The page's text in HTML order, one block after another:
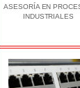
ASESORÍA EN
INDUSTRIALES